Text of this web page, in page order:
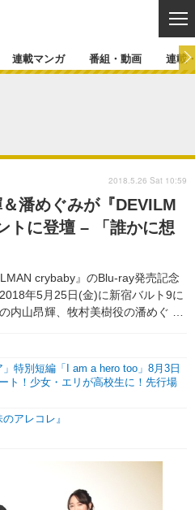
マンガ
イベント
新帝スタ
カバー
連載一覧
ラジオ
連載マンガ 番組・動画 連載
＆潘めぐみが『DEVILM
トに登壇 – 「誰かに想
crybaby』のBlu-ray発売記念
年5月25日(金)に新宿バルト9に
内山昂輝、牧村美樹役の潘めぐ …
」特別短編「I am a hero too」8月3日
ト！少女・エリが高校生に！先行場
アレコレ』
2018.5.26 Sat 10:59